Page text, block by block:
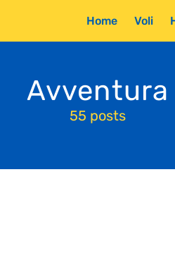
Home Voli
Avventura
55 posts